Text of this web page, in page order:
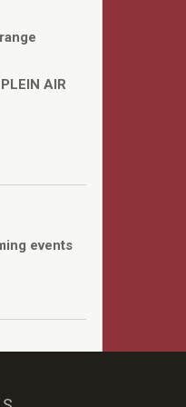
AIR
events